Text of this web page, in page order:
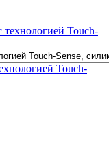
Touch-